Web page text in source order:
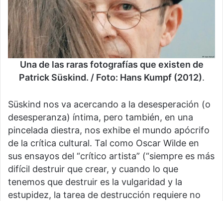
Una de las raras fotografías que existen de
Patrick Süskind. / Foto: Hans Kumpf (2012).
Süskind nos va acercando a la desesperación (o
desesperanza) íntima, pero también, en una
pincelada diestra, nos exhibe el mundo apócrifo
de la crítica cultural. Tal como Oscar Wilde en
sus ensayos del “crítico artista” (“siempre es más
difícil destruir que crear, y cuando lo que
tenemos que destruir es la vulgaridad y la
estupidez, la tarea de destrucción requiere no